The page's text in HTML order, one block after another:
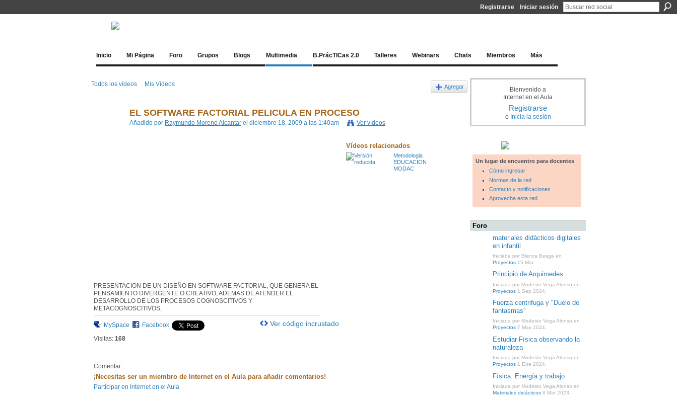
Registrarse Iniciar sesión
Inicio Mi Página Foro Grupos Blogs Multimedia B.PrácTICas 2.0 Talleres Webinars Chats Miembros Más
Todos los vídeos Mis Vídeos Agregar
EL SOFTWARE FACTORIAL PELICULA EN PROCESO
Añadido por Raymundo Moreno Alcantar el diciembre 18, 2009 a las 1:40am Ver vídeos
PRESENTACION DE UN DISEÑO EN SOFTWARE FACTORIAL, QUE GENERA EL
PENSAMIENTO DIVERGENTE O CREATIVO, ADEMAS DE ATENDER EL
DESARROLLO DE LOS PROCESOS COGNOSCITIVOS Y
METACOGNOSCITIVOS,
MySpace
Facebook
Visitas: 168
Ver código incrustado
Vídeos relacionados
Metodologia
EDUCACION
MODAC
Comentar
¡Necesitas ser un miembro de Internet en el Aula para añadir comentarios!
Participar en Internet en el Aula
Bienvenido a
Internet en el Aula
Registrarse
o Inicia la sesión
Un lugar de encuentro para docentes
Cómo ingresar
Normas de la red
Contacto y notificaciones
Aprovecha esta red
Foro
materiales didácticos digitales
en infantil
Iniciada por Blanca Besga en
Proyectos 15 Mar.
Principio de Arquimedes
Iniciada por Modesto Vega Alonso en
Proyectos 1 Sep 2024.
Fuerza centrifuga y "Duelo de
fantasmas"
Iniciada por Modesto Vega Alonso en
Proyectos 7 May 2024.
Estudiar Física observando la
naturaleza
Iniciada por Modesto Vega Alonso en
Proyectos 1 Ene 2024.
Física. Energía y trabajo
Iniciada por Modesto Vega Alonso en
Materiales didácticos 8 Mar 2023.